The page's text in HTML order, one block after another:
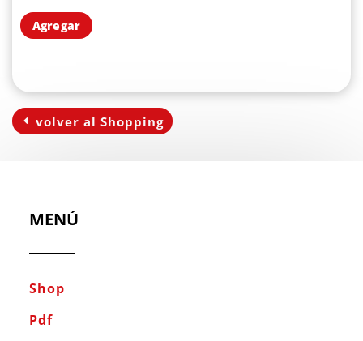
Agregar
volver al Shopping
MENÚ
Shop
Pdf